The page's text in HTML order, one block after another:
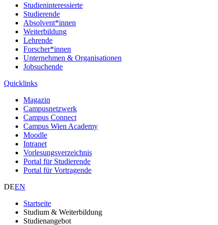
Studieninteressierte
Studierende
Absolvent*innen
Weiterbildung
Lehrende
Forscher*innen
Unternehmen & Organisationen
Jobsuchende
Quicklinks
Magazin
Campusnetzwerk
Campus Connect
Campus Wien Academy
Moodle
Intranet
Vorlesungsverzeichnis
Portal für Studierende
Portal für Vortragende
DEEN
Startseite
Studium & Weiterbildung
Studienangebot